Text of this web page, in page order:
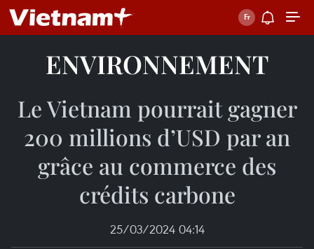
ENVIRONNEMENT
Le Vietnam pourrait gagner
200 millions d’USD par an
grâce au commerce des
crédits carbone
25/03/2024 04:14